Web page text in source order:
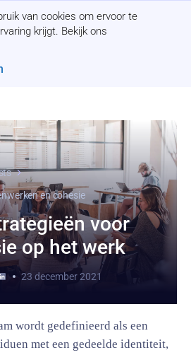
van cookies om ervoor te
krijgt. Bekijk ons
Offerte aanvragen
en cohesie
voor
op het werk
23 december 2021
wordt gedefinieerd als een
met een gedeelde identiteit,